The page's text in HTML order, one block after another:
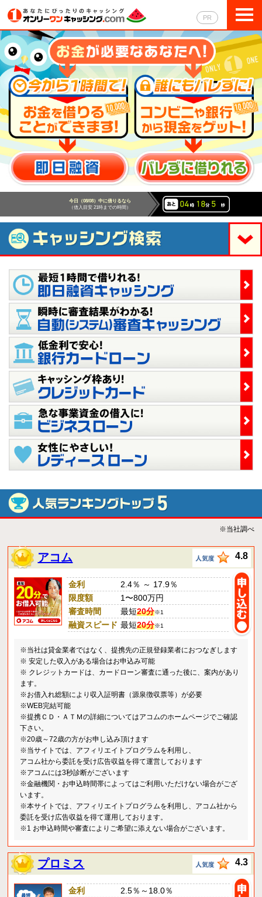
PR
今日（08/08）中に借りるなら
（借入目安 21時までの時間）
※当社調べ
アコム 4.8
金利
2.4％ ～ 17.9％
限度額
1〜800万円
審査時間
最短20分※1
融資スピード 最短20分※1
※当社は貸金業者ではなく、提携先の正規登録業者におつなぎします
※ 安定した収入がある場合はお申込み可能
※ クレジットカードは、カードローン審査に通った後に、案内があり
ます。
※お借入れ総額により収入証明書（源泉徴収票等）が必要
※WEB完結可能
※提携ＣＤ・ＡＴＭの詳細についてはアコムのホームページでご確認
下さい。
※20歳～72歳の方がお申し込み頂けます
※当サイトでは、アフィリエイトプログラムを利用し、
アコム社から委託を受け広告収益を得て運営しております
※アコムには3秒診断がございます
※金融機関・お申込時間帯によってはご利用いただけない場合がござ
います。
※本サイトでは、アフィリエイトプログラムを利用し、アコム社から
委託を受け広告収益を得て運用しております。
※1 お申込時間や審査によりご希望に添えない場合がございます。
プロミス 4.3
金利
2.5％～18.0％
即日融資キャッシング
自動審査キャッシング
銀行カードローン
クレジットカード
ビジネスローン
レディースローン